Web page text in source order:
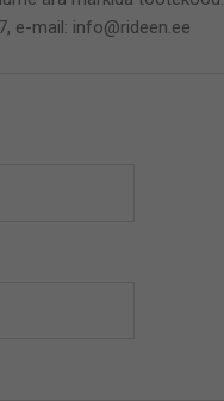
e-mail: info@rideen.ee